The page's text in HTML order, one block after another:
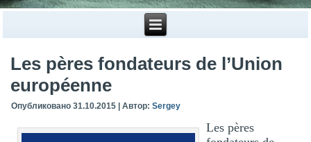
Les pères fondateurs de l’Union
européenne
Опубликовано 31.10.2015 |Автор: Sergey
Les pères